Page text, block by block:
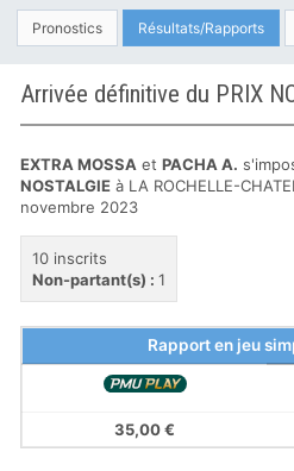
Pronostics Résultats/Rapports
EXTRA MOSSA et PACHA A.
NOSTALGIE à LA ROCHELLE-
novembre 2023
10 inscrits
Non-partant(s) : 1
Rapport en jeu
35,00 €